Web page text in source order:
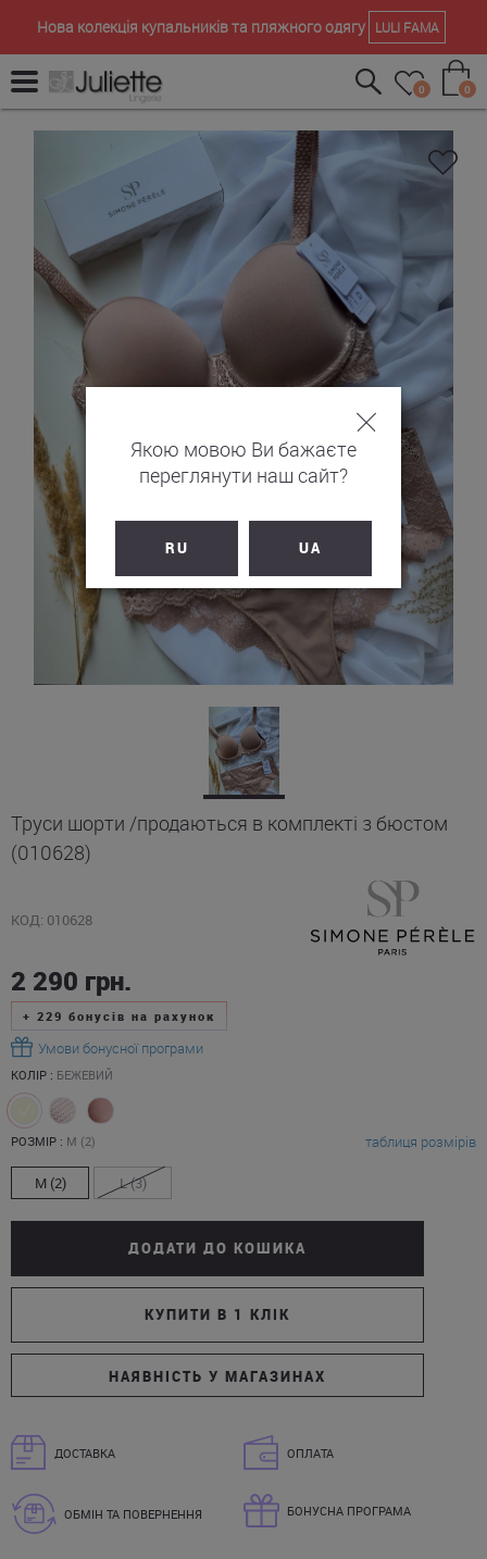
Нова колекція купальників та пляжного одягу LULI FAMA
0 0
Труси шорти /продаються в комплекті з бюстом
(010628)
КОД: 010628
2 290 грн.
+ 229 бонусів на рахунок
Умови бонусної програми
КОЛІР : БЕЖЕВИЙ
РОЗМІР : M (2) таблиця розмірів
M (2) L (3)
ДОДАТИ ДО КОШИКА
КУПИТИ В 1 КЛІК
НАЯВНІСТЬ У МАГАЗИНАХ
ДОСТАВКА ОПЛАТА
ОБМІН ТА ПОВЕРНЕННЯ БОНУСНА ПРОГРАМА
Якою мовою Ви бажаєте
переглянути наш сайт?
RU UA